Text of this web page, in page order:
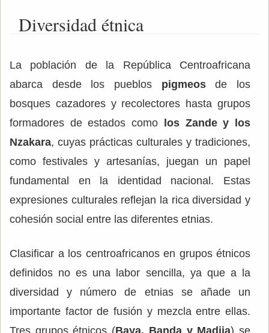
Diversidad étnica
La población de la República Centroafricana
abarca desde los pueblos pigmeosde los
bosques cazadores y recolectores hasta grupos
formadores de estados como los Zande y los
Nzakara, cuyas prácticas culturales y tradiciones,
como festivales y artesanías, juegan un papel
fundamental en la identidad nacional. Estas
expresiones culturales reflejan la rica diversidad y
cohesión social entre las diferentes etnias.
Clasificar a los centroafricanos en grupos étnicos
definidos no es una labor sencilla, ya que a la
diversidad y número de etnias se añade un
importante factor de fusión y mezcla entre ellas.
Tres grupos étnicos (Baya, Banda y Madjia) se